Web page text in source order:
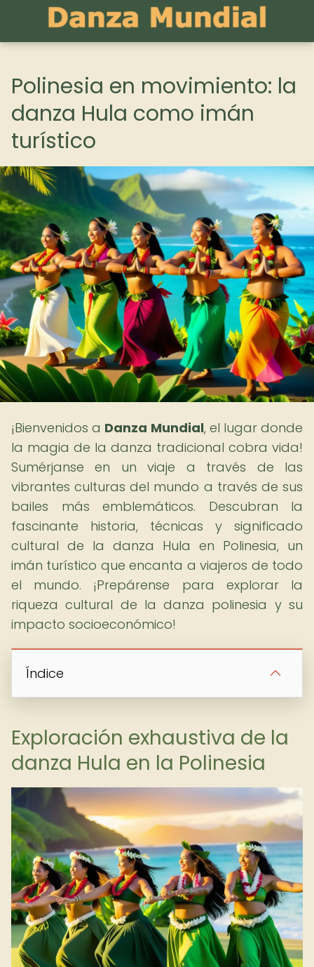
Polinesia en movimiento: la
danza Hula como imán
turístico
¡Bienvenidos a Danza Mundial, el lugar donde
la magia de la danza tradicional cobra vida!
Sumérjanse en un viaje a través de las
vibrantes culturas del mundo a través de sus
bailes más emblemáticos. Descubran la
fascinante historia, técnicas y significado
cultural de la danza Hula en Polinesia, un
imán turístico que encanta a viajeros de todo
el mundo. ¡Prepárense para explorar la
riqueza cultural de la danza polinesia y su
impacto socioeconómico!
Índice
Exploración exhaustiva de la
danza Hula en la Polinesia